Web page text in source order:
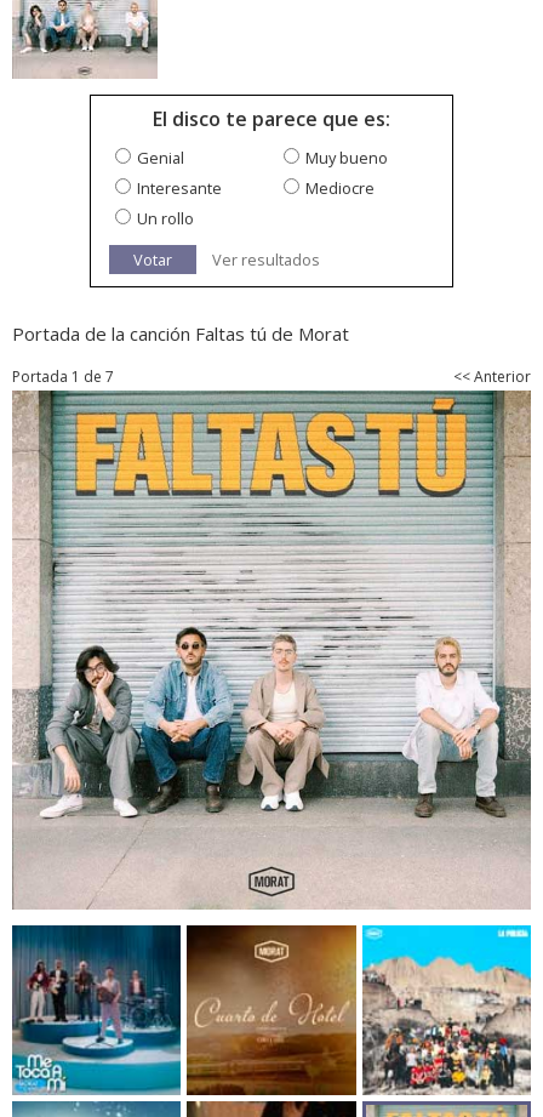
El disco te parece que es:
Genial
Muy bueno
Interesante
Mediocre
Un rollo
Votar
Ver resultados
Portada de la canción Faltas tú de Morat
Portada 1 de 7 << Anterior